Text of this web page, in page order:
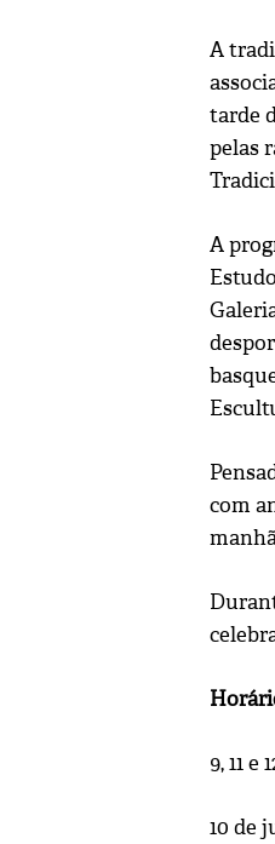
A
tarde
pelas
A
com
9, 11
10 de